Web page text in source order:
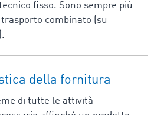
fisso. Sono sempre più
combinato (su
della fornitura
di tutte le attività